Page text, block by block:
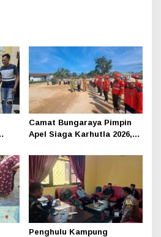
Camat Bungaraya Pimpin
Apel Siaga Karhutla 2026,
Perusahaan dan
Masyarakat Dikuatkan
Penghulu Kampung